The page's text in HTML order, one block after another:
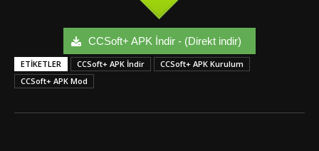
CCSoft+ APK İndir - (Direkt indir)
ETIKETLER CCSoft+ APK İndir
CCSoft+ APK Kurulum
CCSoft+ APK Mod